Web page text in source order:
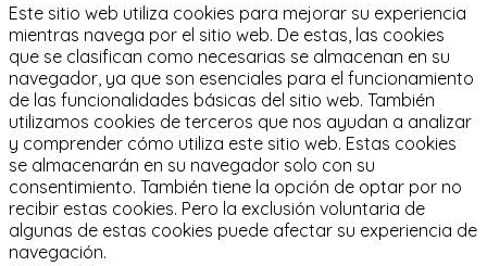
Este sitio web utiliza cookies para mejorar su experiencia
mientras navega por el sitio web. De estas, las cookies
que se clasifican como necesarias se almacenan en su
navegador, ya que son esenciales para el funcionamiento
de las funcionalidades básicas del sitio web. También
utilizamos cookies de terceros que nos ayudan a analizar
y comprender cómo utiliza este sitio web. Estas cookies
se almacenarán en su navegador solo con su
consentimiento. También tiene la opción de optar por no
recibir estas cookies. Pero la exclusión voluntaria de
algunas de estas cookies puede afectar su experiencia de
navegación.